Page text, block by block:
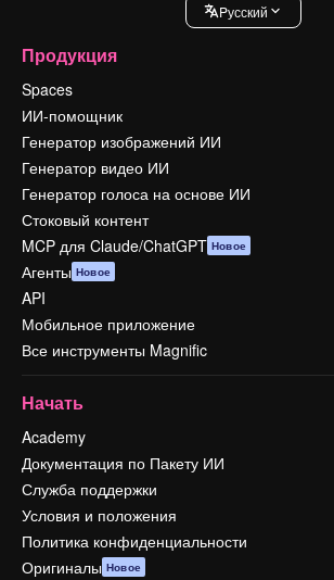
Pусский
Продукция
Spaces
ИИ-помощник
Генератор изображений ИИ
Генератор видео ИИ
Генератор голоса на основе ИИ
Стоковый контент
MCP для Claude/ChatGPT Новое
Агенты Новое
API
Мобильное приложение
Все инструменты Magnific
Начать
Academy
Документация по Пакету ИИ
Служба поддержки
Условия и положения
Политика конфиденциальности
Оригиналы Новое